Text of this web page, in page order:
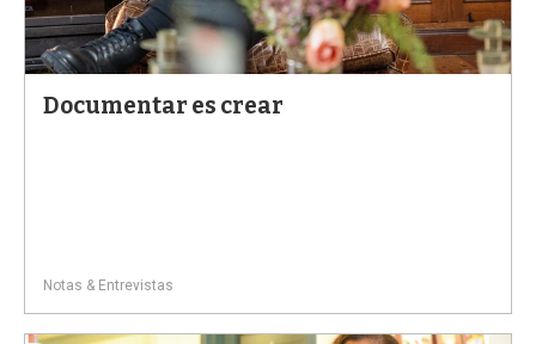
Documentar es crear
Notas & Entrevistas